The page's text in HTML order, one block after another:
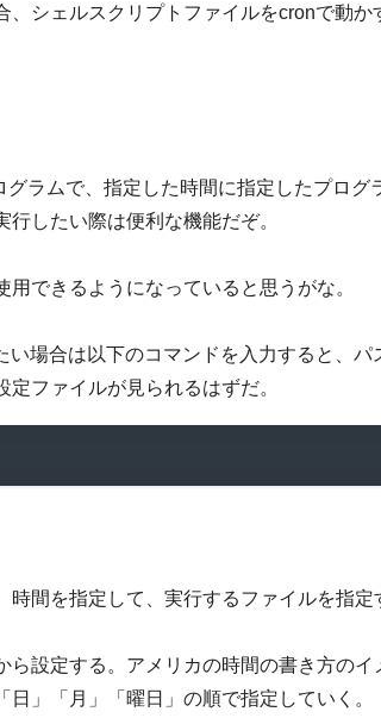
、シェルスクリプトファイルをcronで動か
ラムで、指定した時間に指定したプログ
したい際は便利な機能だぞ。
できるようになっていると思うがな。
い場合は以下のコマンドを入力すると、パ
ファイルが見られるはずだ。
時間を指定して、実行するファイルを指定
ら設定する。アメリカの時間の書き方のイ
」「月」「曜日」の順で指定していく。